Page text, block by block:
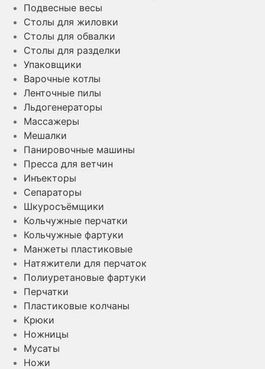
Подвесные весы
Столы для жиловки
Столы для обвалки
Столы для разделки
Упаковщики
Варочные котлы
Ленточные пилы
Льдогенераторы
Массажеры
Мешалки
Панировочные машины
Пресса для ветчин
Инъекторы
Сепараторы
Шкуросъёмщики
Кольчужные перчатки
Кольчужные фартуки
Манжеты пластиковые
Натяжители для перчаток
Полиуретановые фартуки
Перчатки
Пластиковые колчаны
Крюки
Ножницы
Мусаты
Ножи